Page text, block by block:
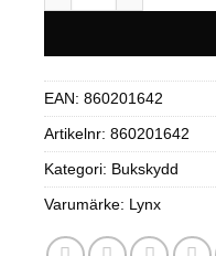
EAN: 860201642
Artikelnr: 860201642
Kategori: Bukskydd
Varumärke: Lynx